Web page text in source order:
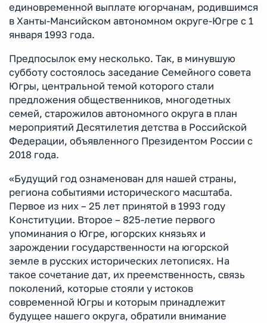
единовременной выплате югорчанам, родившимся
в Ханты-Мансийском автономном округе-Югре с 1
января 1993 года.
Предпосылок ему несколько. Так, в минувшую
субботу состоялось заседание Семейного совета
Югры, центральной темой которого стали
предложения общественников, многодетных
семей, старожилов автономного округа в план
мероприятий Десятилетия детства в Российской
Федерации, объявленного Президентом России с
2018 года.
«Будущий год ознаменован для нашей страны,
региона событиями исторического масштаба.
Первое из них – 25 лет принятой в 1993 году
Конституции. Второе – 825-летие первого
упоминания о Югре, югорских князьях и
зарождении государственности на югорской
земле в русских исторических летописях. На
такое сочетание дат, их преемственность, связь
поколений, которые стояли у истоков
современной Югры и которым принадлежит
будущее нашего округа, обратили внимание